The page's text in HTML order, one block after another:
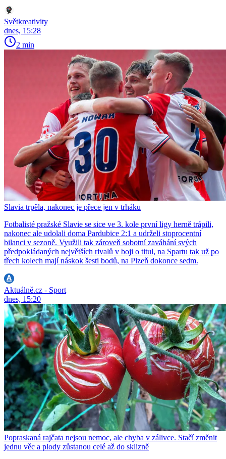
Světkreativity
dnes, 15:28
2 min
Slavia trpěla, nakonec je přece jen v trháku
Fotbalisté pražské Slavie se sice ve 3. kole první ligy herně trápili,
nakonec ale udolali doma Pardubice 2:1 a udrželi stoprocentní
bilanci v sezoně. Využili tak zároveň sobotní zaváhání svých
předpokládaných největších rivalů v boji o titul, na Spartu tak už po
třech kolech mají náskok šesti bodů, na Plzeň dokonce sedm.
Aktuálně.cz - Sport
dnes, 15:20
Popraskaná rajčata nejsou nemoc, ale chyba v zálivce. Stačí změnit
jednu věc a plody zůstanou celé až do sklizně